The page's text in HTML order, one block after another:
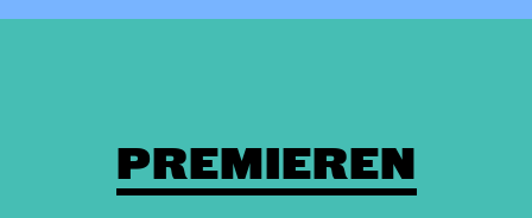
PREMIEREN